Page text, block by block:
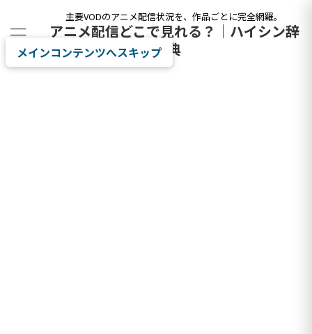
主要VODのアニメ配信状況を、作品ごとに完全網羅。
アニメ配信どこで見れる？｜ハイシン辞
典
メインコンテンツへスキップ